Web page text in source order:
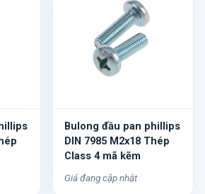
Bulong đầu pan phillips
DIN 7985 M2x18 Thép
Class 4 mã kẽm
Giá đang cập nhật